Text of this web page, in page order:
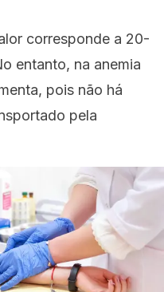
corresponde a 20-
entanto, na anemia
pois não há
pela